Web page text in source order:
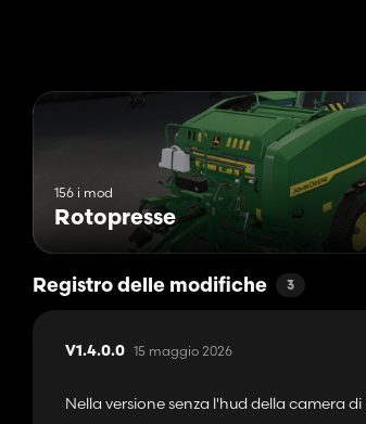
156 i mod
Rotopresse
Registro delle modifiche 3
V1.4.0.0 15 maggio 2026
Nella versione senza l'hud della camera